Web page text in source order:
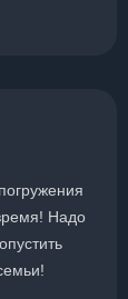
Надо